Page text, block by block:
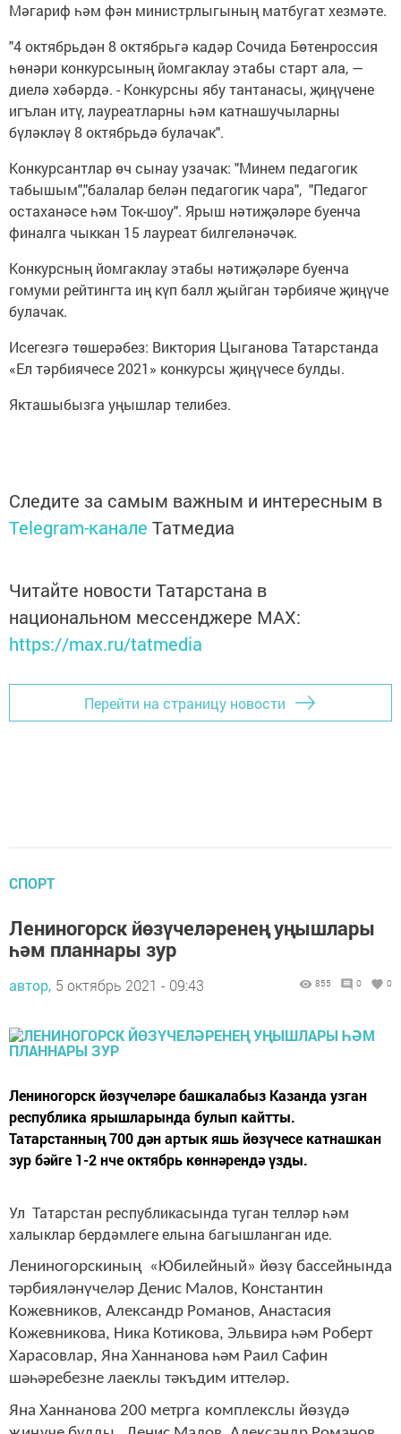
Мәгариф һәм фән министрлыгының матбугат хезмәте.
"4 октябрьдән 8 октябрьгә кадәр Сочида Бөтенроссия
һөнәри конкурсының йомгаклау этабы старт ала, —
диелә хәбәрдә. - Конкурсны ябу тантанасы, җиңүчене
игълан итү, лауреатларны һәм катнашучыларны
бүләкләү 8 октябрьдә булачак".
Конкурсантлар өч сынау узачак: "Минем педагогик
табышым","балалар белән педагогик чара", "Педагог
остаханәсе һәм Ток-шоу". Ярыш нәтиҗәләре буенча
финалга чыккан 15 лауреат билгеләнәчәк.
Конкурсның йомгаклау этабы нәтиҗәләре буенча
гомуми рейтингта иң күп балл җыйган тәрбияче җиңүче
булачак.
Исегезгә төшерәбез: Виктория Цыганова Татарстанда
«Ел тәрбиячесе 2021» конкурсы җиңүчесе булды.
Якташыбызга уңышлар телибез.
Следите за самым важным и интересным в
Telegram-канале Татмедиа
Читайте новости Татарстана в
национальном мессенджере MАХ:
https://max.ru/tatmedia
Перейти на страницу новости
СПОРТ
Лениногорск йөзүчеләренең уңышлары
һәм планнары зур
автор, 5 октябрь 2021 - 09:43 855 0 0
Лениногорск йөзүчеләре башкалабыз Казанда узган
республика ярышларында булып кайтты.
Татарстанның 700 дән артык яшь йөзүчесе катнашкан
зур бәйге 1-2 нче октябрь көннәрендә үзды.
Ул Татарстан республикасында туган телләр һәм
халыклар бердәмлеге елына багышланган иде.
Лениногорскиның «Юбилейный» йөзү бассейнында
тәрбияләнүчеләр Денис Малов, Константин
Кожевников, Александр Романов, Анастасия
Кожевникова, Ника Котикова, Эльвира һәм Роберт
Харасовлар, Яна Ханнанова һәм Раил Сафин
шәһәребезне лаеклы тәкъдим иттеләр.
Яна Ханнанова 200 метрга комплекслы йөзүдә